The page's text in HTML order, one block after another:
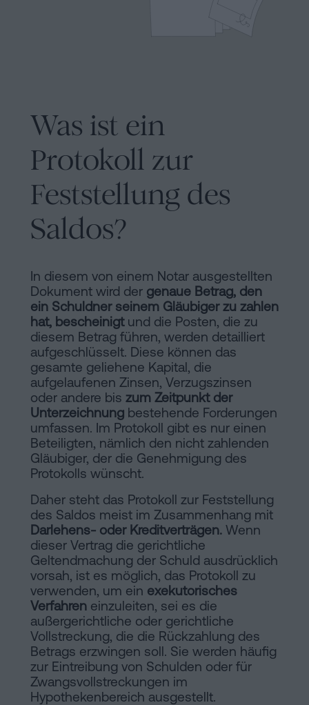
Folgen
uns
sozialen
Netzwerken
Was ist ein
Protokoll zur
Feststellung des
Saldos?
In diesem von einem Notar ausgestellten
Dokument wird der genaue Betrag, den
ein Schuldner seinem Gläubiger zu zahlen
hat, bescheinigtund die Posten, die zu
diesem Betrag führen, werden detailliert
aufgeschlüsselt. Diese können das
gesamte geliehene Kapital, die
aufgelaufenen Zinsen, Verzugszinsen
oder andere bis zum Zeitpunkt der
Unterzeichnung bestehende Forderungen
umfassen. Im Protokoll gibt es nur einen
Beteiligten, nämlich den nicht zahlenden
Gläubiger, der die Genehmigung des
Protokolls wünscht.
Daher steht das Protokoll zur Feststellung
des Saldos meist im Zusammenhang mit
Darlehens- oder Kreditverträgen. Wenn
dieser Vertrag die gerichtliche
Geltendmachung der Schuld ausdrücklich
vorsah, ist es möglich, das Protokoll zu
verwenden, um ein exekutorisches
Verfahren einzuleiten, sei es die
außergerichtliche oder gerichtliche
Vollstreckung, die die Rückzahlung des
Betrags erzwingen soll. Sie werden häufig
zur Eintreibung von Schulden oder für
Zwangsvollstreckungen im
Hypothekenbereich ausgestellt.